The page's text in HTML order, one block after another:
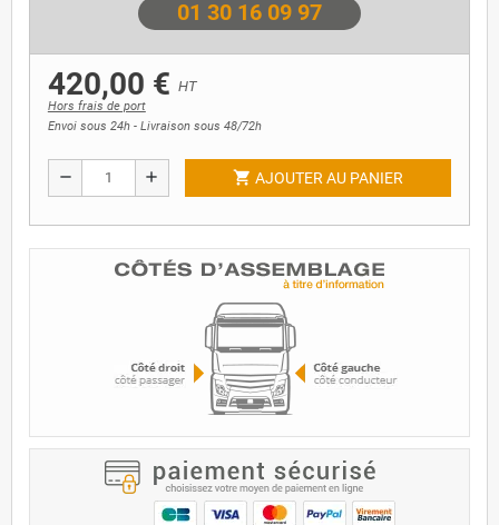
01 30 16 09 97
420,00 € HT
Hors frais de port
Envoi sous 24h - Livraison sous 48/72h
remove add shopping_cart AJOUTER AU PANIER